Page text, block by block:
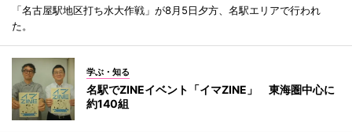
「名古屋駅地区打ち水大作戦」が8月5日夕方、名駅エリアで行われ
た。
学ぶ・知る
名駅でZINEイベント「イマZINE」 東海圏中心に
約140組